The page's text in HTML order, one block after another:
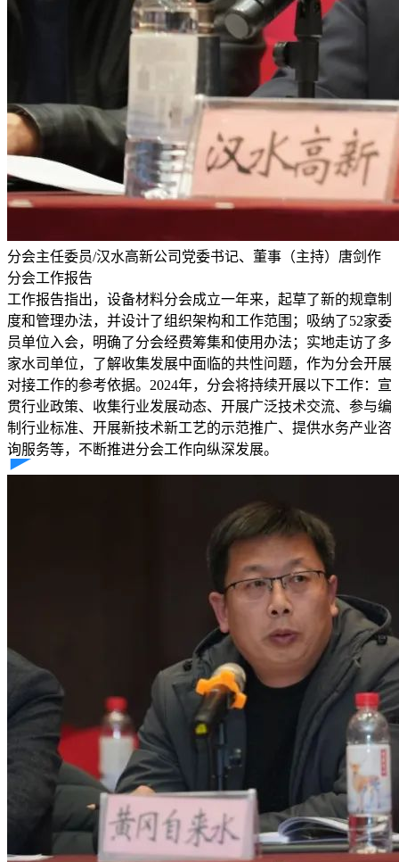
分会主任委员/汉水高新公司党委书记、董事（主持）唐剑作
分会工作报告
工作报告指出，设备材料分会成立一年来，起草了新的规章制
度和管理办法，并设计了组织架构和工作范围；吸纳了52家委
员单位入会，明确了分会经费筹集和使用办法；实地走访了多
家水司单位，了解收集发展中面临的共性问题，作为分会开展
对接工作的参考依据。2024年，分会将持续开展以下工作：宣
贯行业政策、收集行业发展动态、开展广泛技术交流、参与编
制行业标准、开展新技术新工艺的示范推广、提供水务产业咨
询服务等，不断推进分会工作向纵深发展。